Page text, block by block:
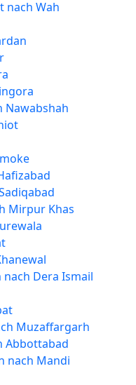
nach Wah
Nawabshah
Mirpur Khas
Dera Ismail
Muzaffargarh
Abbottabad
nach Mandi